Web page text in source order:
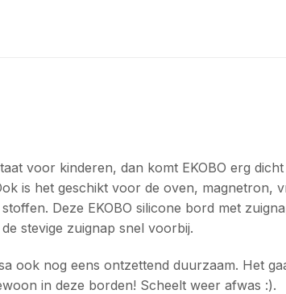
voor kinderen, dan komt EKOBO erg
is het geschikt voor de oven, magnetron,
Deze EKOBO silicone bord met
stevige zuignap snel voorbij.
ook nog eens ontzettend duurzaam. Het
in deze borden! Scheelt weer afwas :).